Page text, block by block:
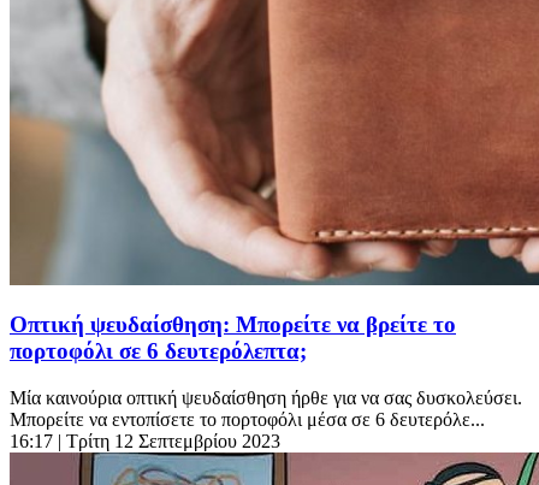
Οπτική ψευδαίσθηση: Μπορείτε να βρείτε το
πορτοφόλι σε 6 δευτερόλεπτα;
Μία καινούρια οπτική ψευδαίσθηση ήρθε για να σας δυσκολεύσει.
Μπορείτε να εντοπίσετε το πορτοφόλι μέσα σε 6 δευτερόλε...
16:17 | Τρίτη 12 Σεπτεμβρίου 2023